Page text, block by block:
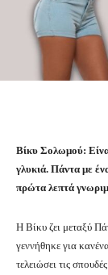
Βίκυ Σολωμού:
γλυκιά. Πάντα με
πρώτα λεπτά
Η Βίκυ ζει μεταξύ
γεννήθηκε για
τελειώσει τις